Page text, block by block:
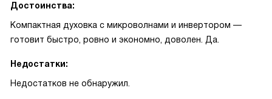
Достоинства:
Компактная духовка с микроволнами и инвертором —
готовит быстро, ровно и экономно, доволен. Да.
Недостатки:
Недостатков не обнаружил.